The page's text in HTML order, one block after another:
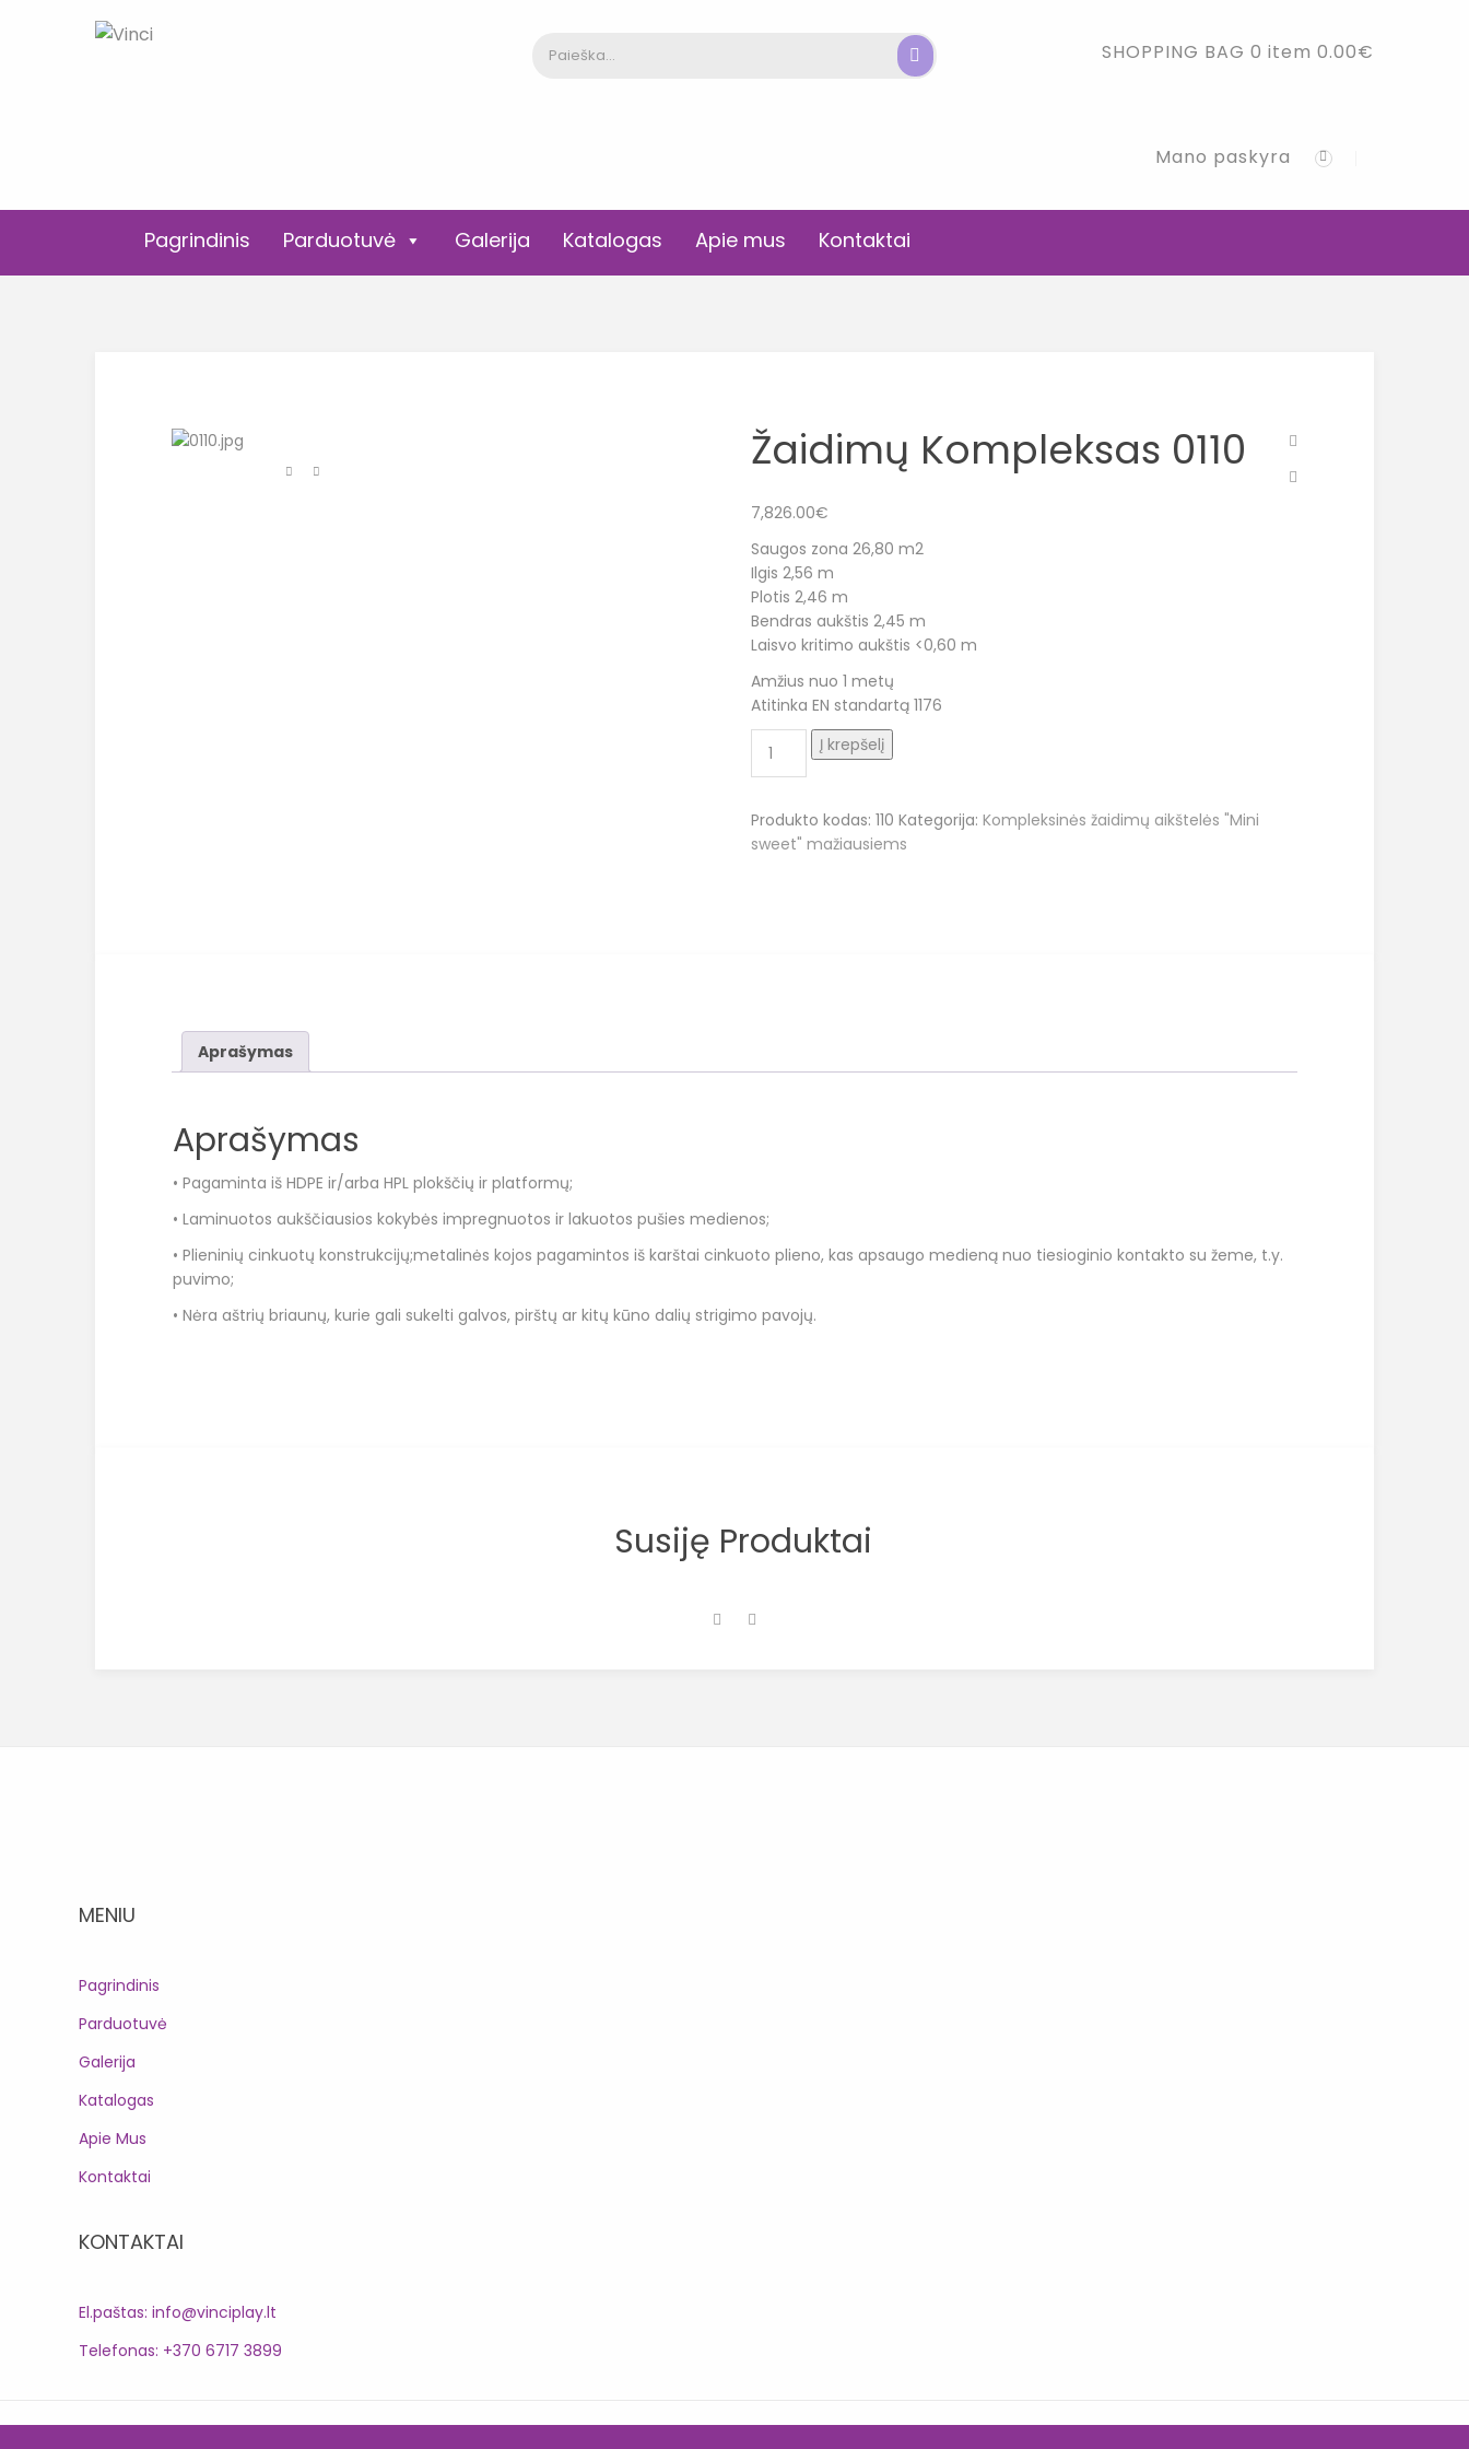
SHOPPING BAG 0 item 0.00€
Mano paskyra
Pagrindinis Parduotuvė Galerija Katalogas Apie mus Kontaktai
Žaidimų Kompleksas 0110
7,826.00€
Saugos zona 26,80 m2
Ilgis 2,56 m
Plotis 2,46 m
Bendras aukštis 2,45 m
Laisvo kritimo aukštis <0,60 m
Amžius nuo 1 metų
Atitinka EN standartą 1176
kiekis:
kompleksas
0110
Į krepšelį
Produkto kodas: 110 Kategorija: Kompleksinės žaidimų aikštelės "Mini
sweet" mažiausiems
Aprašymas
Aprašymas
• Pagaminta iš HDPE ir/arba HPL plokščių ir platformų;
• Laminuotos aukščiausios kokybės impregnuotos ir lakuotos pušies medienos;
• Plieninių cinkuotų konstrukcijų;metalinės kojos pagamintos iš karštai cinkuoto plieno, kas apsaugo medieną nuo tiesioginio kontakto su žeme, t.y.
puvimo;
• Nėra aštrių briaunų, kurie gali sukelti galvos, pirštų ar kitų kūno dalių strigimo pavojų.
Susiję Produktai
MENIU
Pagrindinis
Parduotuvė
Galerija
Katalogas
Apie Mus
Kontaktai
KONTAKTAI
El.paštas: info@vinciplay.lt
Telefonas: +370 6717 3899